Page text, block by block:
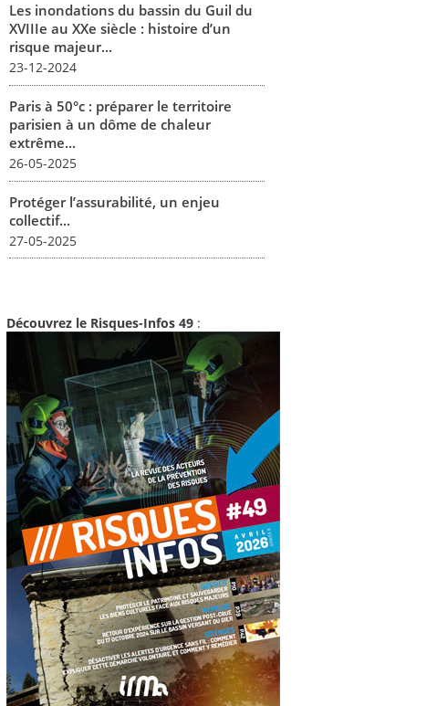
Les inondations du bassin du Guil du
XVIIIe au XXe siècle : histoire d’un
risque majeur...
23-12-2024
Paris à 50°c : préparer le territoire
parisien à un dôme de chaleur
extrême...
26-05-2025
Protéger l’assurabilité, un enjeu
collectif...
27-05-2025
Découvrez le Risques-Infos 49 :